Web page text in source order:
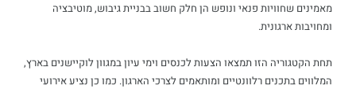
מאמינים שחוויות פנאי ונופש הן חלק חשוב בבניית גיבוש, מוטיבציה
ומחויבות ארגונית.
תחת הקטגוריה הזו תמצאו הצעות לכנסים וימי עיון במגוון לוקיישנים בארץ,
המלווים בתכנים רלוונטיים ומותאמים לצרכי הארגון. כמו כן נציע אירועי